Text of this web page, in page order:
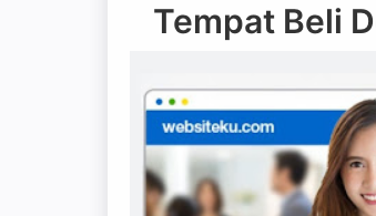
Tempat Beli